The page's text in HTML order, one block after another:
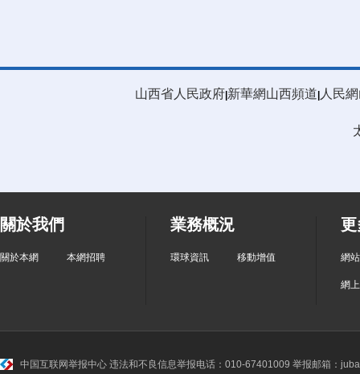
山西省人民政府 新華網山西頻道 人民
關於我們
關於本網 本網招聘
業務概況
環球資訊 移動增值 網
網
中国互联网举报中心 违法和不良信息举报电话：010-67401009 举报邮箱：